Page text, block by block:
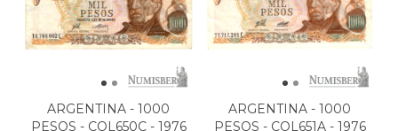
ARGENTINA - 1000
PESOS - COL650C - 1976
ARGENTINA - 1000
PESOS - COL651A - 1976